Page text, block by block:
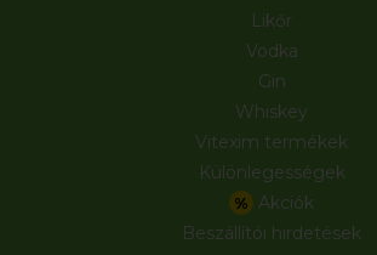
Likőr
Vodka
Gin
Whiskey
Vitexim termékek
Különlegességek
% Akciók
Beszállítói hirdetések